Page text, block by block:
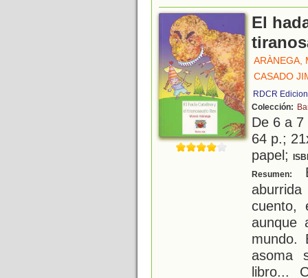
El
ARÀNEGA,
CASADO
RDCR
Colección:
De 6 a
64 p.;
papel;
Resumen:
cuento,
aunque
mundo.
asoma
libro...